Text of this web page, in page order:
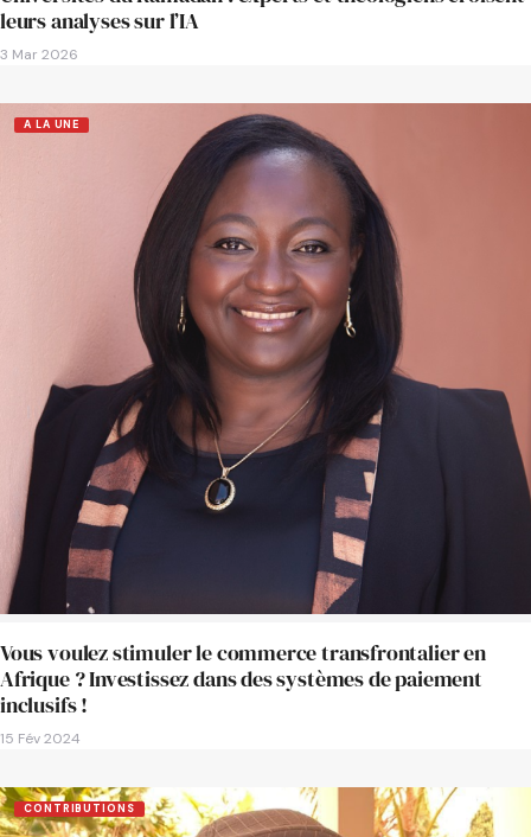
leurs analyses sur l’IA
3 Mar 2026
A LA UNE
Vous voulez stimuler le commerce transfrontalier en
Afrique ? Investissez dans des systèmes de paiement
inclusifs !
15 Fév 2024
CONTRIBUTIONS